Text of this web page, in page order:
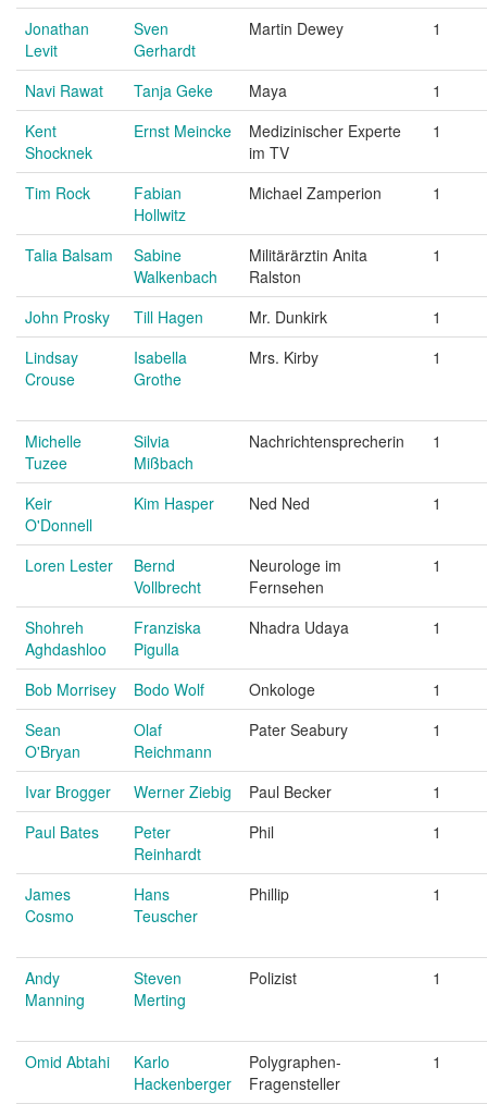
Jonathan
Levit
Sven
Gerhardt
Martin Dewey 1
Navi Rawat Tanja Geke Maya
1
Kent
Shocknek
Ernst Meincke
Medizinischer Experte
im TV
1
Tim Rock
Fabian
Hollwitz
Michael Zamperion 1
Talia Balsam
Sabine
Walkenbach
Militärärztin Anita
Ralston
1
John Prosky Till Hagen Mr. Dunkirk
1
Lindsay
Crouse
Isabella
Grothe
Mrs. Kirby 1
Michelle
Tuzee
Silvia
Mißbach
Nachrichtensprecherin 1
Keir
O'Donnell
Kim Hasper Ned Ned 1
Loren Lester
Bernd
Vollbrecht
Neurologe im
Fernsehen
1
Shohreh
Aghdashloo
Franziska
Pigulla
Nhadra Udaya 1
Bob Morrisey Bodo Wolf Onkologe
1
Sean
O'Bryan
Olaf
Reichmann
Pater Seabury 1
Ivar Brogger Werner Ziebig Paul Becker
1
Paul Bates
Peter
Reinhardt
Phil 1
James
Cosmo
Hans
Teuscher
Phillip 1
Andy
Manning
Steven
Merting
Polizist 1
Omid Abtahi
Karlo
Hackenberger
Polygraphen-
Fragensteller
1